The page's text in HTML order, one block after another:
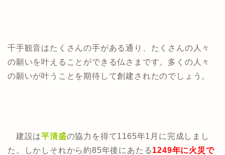
千手観音はたくさんの手がある通り、たくさんの人々
の願いを叶えることができる仏さまです。多くの人々
の願いが叶うことを期待して創建されたのでしょう。
建設は平清盛の協力を得て1165年1月に完成しまし
た。しかしそれから約85年後にあたる1249年に火災で